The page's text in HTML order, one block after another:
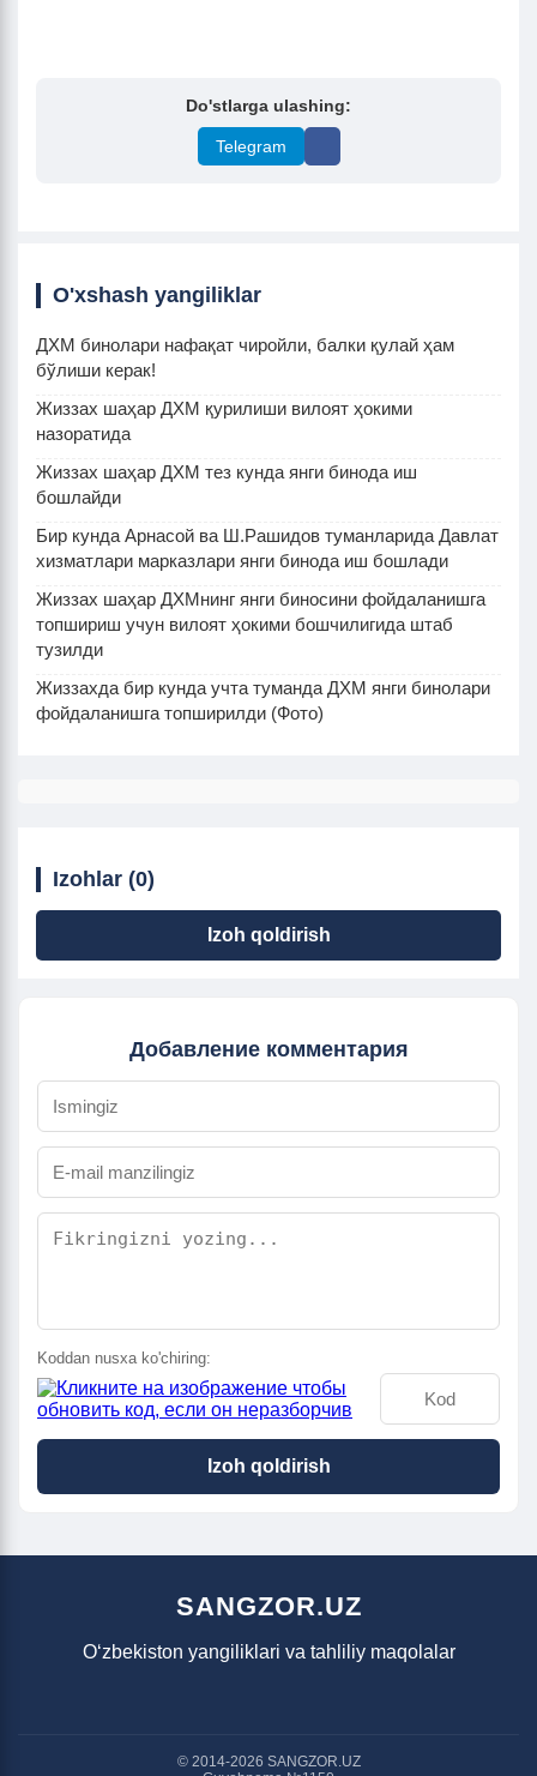
Do'stlarga ulashing:
Telegram
O'xshash yangiliklar
ДХМ бинолари нафақат чиройли, балки қулай ҳам
бўлиши керак!
Жиззах шаҳар ДХМ қурилиши вилоят ҳокими
назоратида
Жиззах шаҳар ДХМ тез кунда янги бинода иш
бошлайди
Бир кунда Арнасой ва Ш.Рашидов туманларида Давлат
хизматлари марказлари янги бинода иш бошлади
Жиззах шаҳар ДХМнинг янги биносини фойдаланишга
топшириш учун вилоят ҳокими бошчилигида штаб
тузилди
Жиззахда бир кунда учта туманда ДХМ янги бинолари
фойдаланишга топширилди (Фото)
Izohlar (0)
Izoh qoldirish
Добавление комментария
Koddan nusxa ko'chiring:
Izoh qoldirish
SANGZOR.UZ
O‘zbekiston yangiliklari va tahliliy maqolalar
© 2014-2026 SANGZOR.UZ